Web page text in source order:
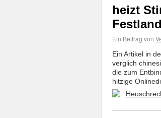
heizt
Ein Beitrag von
Ein Artikel in
verglich
die zum
hitzige